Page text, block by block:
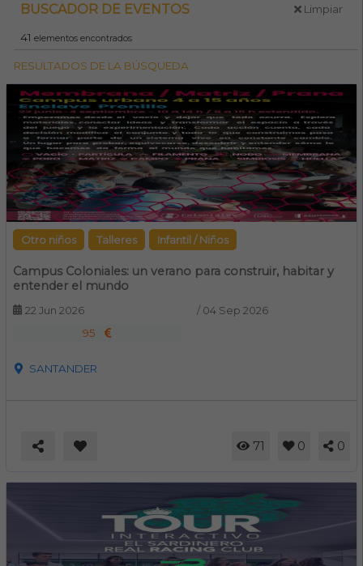
BUSCADOR DE EVENTOS Limpiar
41elementos encontrados
RESULTADOS DE LA BÚSQUEDA
Otro niños Talleres Infantil / Niños
Campus Coloniales: un verano para construir, habitar y
entender el mundo
22 Jun 2026 / 04 Sep 2026
95
SANTANDER
71 0 0